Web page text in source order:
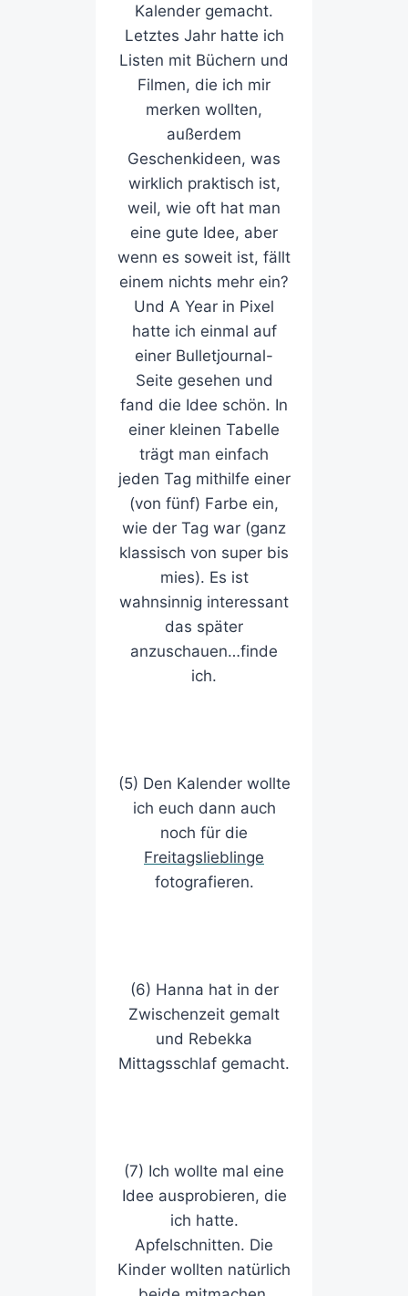
Kalender gemacht.
Letztes Jahr hatte ich
Listen mit Büchern und
Filmen, die ich mir
merken wollten,
außerdem
Geschenkideen, was
wirklich praktisch ist,
weil, wie oft hat man
eine gute Idee, aber
wenn es soweit ist, fällt
einem nichts mehr ein?
Und A Year in Pixel
hatte ich einmal auf
einer Bulletjournal-
Seite gesehen und
fand die Idee schön. In
einer kleinen Tabelle
trägt man einfach
jeden Tag mithilfe einer
(von fünf) Farbe ein,
wie der Tag war (ganz
klassisch von super bis
mies). Es ist
wahnsinnig interessant
das später
anzuschauen…finde
ich.
(5) Den Kalender wollte
ich euch dann auch
noch für die
Freitagslieblinge
fotografieren.
(6) Hanna hat in der
Zwischenzeit gemalt
und Rebekka
Mittagsschlaf gemacht.
(7) Ich wollte mal eine
Idee ausprobieren, die
ich hatte.
Apfelschnitten. Die
Kinder wollten natürlich